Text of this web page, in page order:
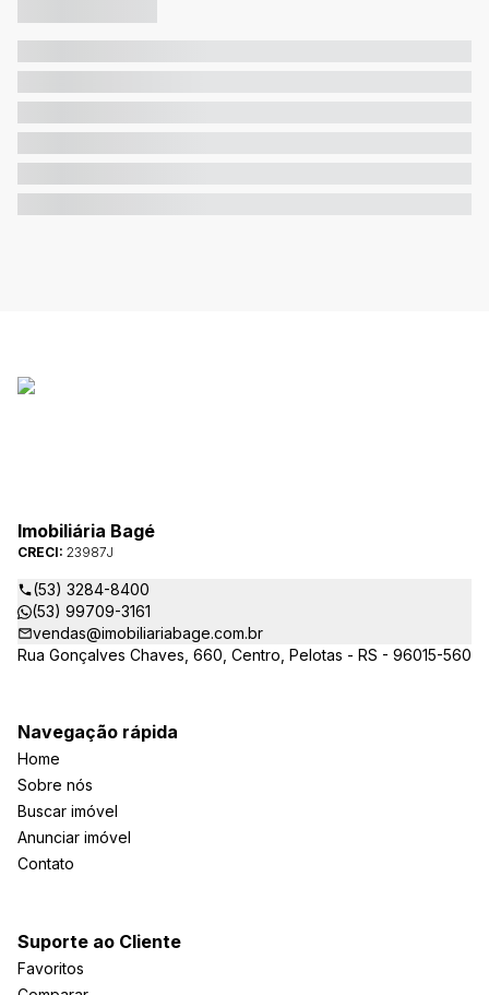
Imobiliária Bagé
CRECI: 23987J
(53) 3284-8400
(53) 99709-3161
vendas@imobiliariabage.com.br
Rua Gonçalves Chaves, 660, Centro, Pelotas - RS - 96015-560
Navegação rápida
Home
Sobre nós
Buscar imóvel
Anunciar imóvel
Contato
Suporte ao Cliente
Favoritos